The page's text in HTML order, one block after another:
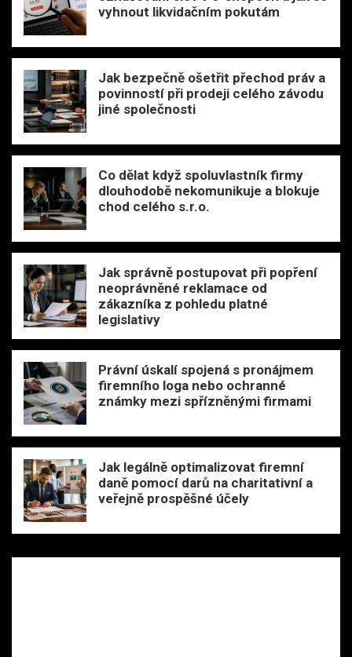
vyhnout likvidačním pokutám
Jak bezpečně ošetřit přechod práv a
povinností při prodeji celého závodu
jiné společnosti
Co dělat když spoluvlastník firmy
dlouhodobě nekomunikuje a blokuje
chod celého s.r.o.
Jak správně postupovat při popření
neoprávněné reklamace od
zákazníka z pohledu platné
legislativy
Právní úskalí spojená s pronájmem
firemního loga nebo ochranné
známky mezi spřízněnými firmami
Jak legálně optimalizovat firemní
daně pomocí darů na charitativní a
veřejně prospěšné účely